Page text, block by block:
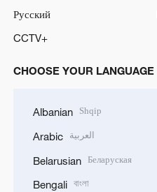
Русский
CCTV+
CHOOSE YOUR LANGUAGE
Albanian Shqip
Arabic العربية
Belarusian Беларуская
Bengali বাংলা